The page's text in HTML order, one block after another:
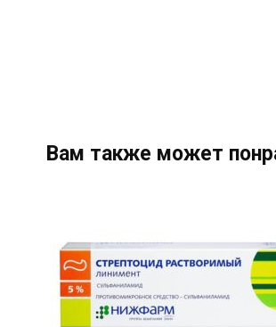
Вам также может